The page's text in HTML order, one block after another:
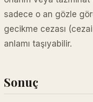
sadece o an gözle
gecikme cezası
anlamı taşıyabilir.
Sonuç